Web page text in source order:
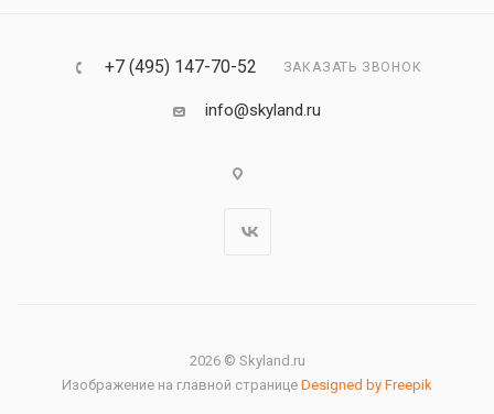
+7 (495) 147-70-52 ЗАКАЗАТЬ ЗВОНОК
info@skyland.ru
2026 © Skyland.ru
Изображение на главной странице Designed by Freepik